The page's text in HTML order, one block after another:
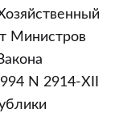
Министров
N 2914-XII